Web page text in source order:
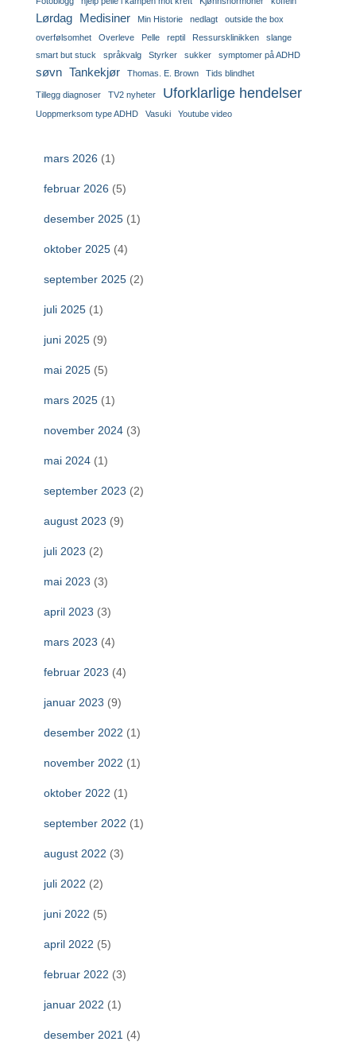
Lørdag Medisiner Min Historie nedlagt
outside the box
overfølsomhet
Overleve Pelle reptil Ressursklinikken
slange
smart but stuck
språkvalg Styrker sukker symptomer på ADHD
søvn Tankekjør Thomas. E. Brown Tids blindhet
Tillegg diagnoser TV2 nyheter Uforklarlige hendelser
Uoppmerksom type ADHD Vasuki Youtube video
mars 2026 (1)
februar 2026 (5)
desember 2025 (1)
oktober 2025 (4)
september 2025 (2)
juli 2025 (1)
juni 2025 (9)
mai 2025 (5)
mars 2025 (1)
november 2024 (3)
mai 2024 (1)
september 2023 (2)
august 2023 (9)
juli 2023 (2)
mai 2023 (3)
april 2023 (3)
mars 2023 (4)
februar 2023 (4)
januar 2023 (9)
desember 2022 (1)
november 2022 (1)
oktober 2022 (1)
september 2022 (1)
august 2022 (3)
juli 2022 (2)
juni 2022 (5)
april 2022 (5)
februar 2022 (3)
januar 2022 (1)
desember 2021 (4)